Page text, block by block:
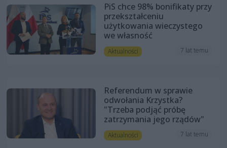
PiS chce 98% bonifikaty przy
przekształceniu
użytkowania wieczystego
we własność
Aktualności 7 lat temu
Referendum w sprawie
odwołania Krzystka?
"Trzeba podjąć próbę
zatrzymania jego rządów"
Aktualności 7 lat temu